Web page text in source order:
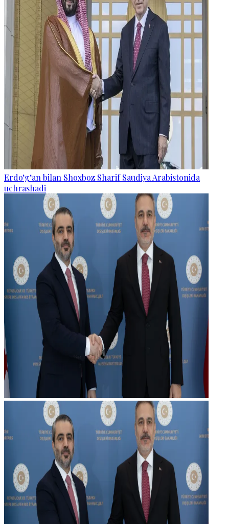
Erdo‘g‘an bilan Shoxboz Sharif Saudiya Arabistonida
uchrashadi